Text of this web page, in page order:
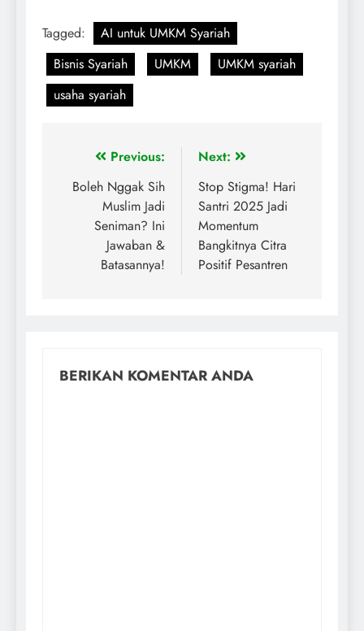
Tagged:
AI untuk UMKM Syariah
Bisnis Syariah
UMKM
UMKM syariah
usaha syariah
Previous:
Boleh Nggak Sih
Muslim Jadi
Seniman? Ini
Jawaban &
Batasannya!
Next:
Stop Stigma! Hari
Santri 2025 Jadi
Momentum
Bangkitnya Citra
Positif Pesantren
BERIKAN KOMENTAR ANDA